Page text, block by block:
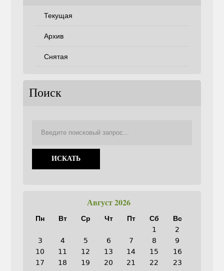
Текущая
Архив
Снятая
Поиск
Август 2026
Пн Вт Ср Чт Пт Сб
Вс
1
2
3
4 5 6 7 8
9
10
11 12 13 14 15
16
17
18 19 20 21 22
23